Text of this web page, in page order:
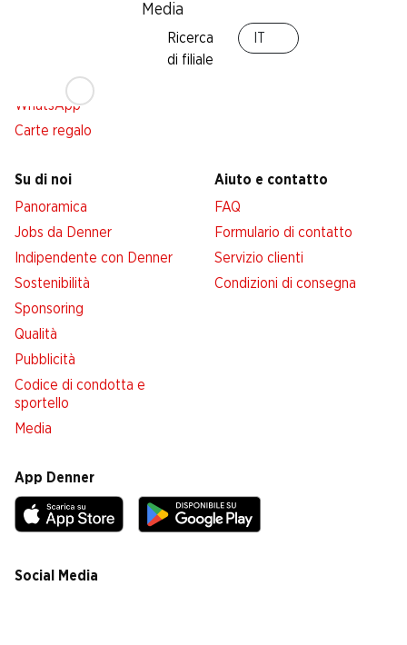
Media
Ricerca
di filiale
Newsletter
WhatsApp
Carte regalo
Su di noi
Panoramica
Jobs da Denner
Indipendente con Denner
Sostenibilità
Sponsoring
Qualità
Pubblicità
Codice di condotta e
sportello
Media
Aiuto e contatto
FAQ
Formulario di contatto
Servizio clienti
Condizioni di consegna
App Denner
Social Media